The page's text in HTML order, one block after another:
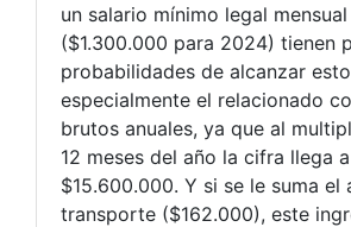
un salario mínimo legal
($1.300.000 para 2024) tienen
probabilidades de alcanzar
especialmente el relacionado
brutos anuales, ya que al
12 meses del año la cifra llega a
$15.600.000. Y si se le suma el
transporte ($162.000), este